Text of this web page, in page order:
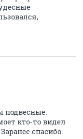
подвесные.
кто-то видел
спасибо.